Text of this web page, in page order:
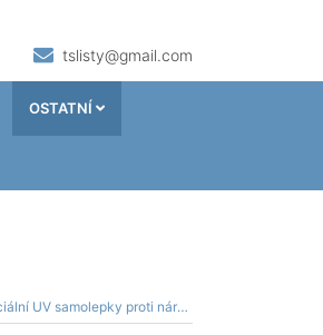
tslisty@gmail.com
OSTATNÍ
Soutěž o speciální UV samolepky proti nárazu ptáků